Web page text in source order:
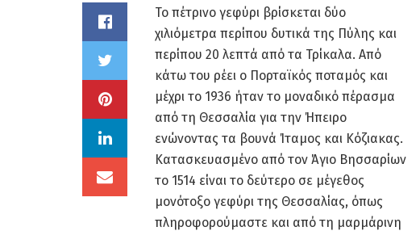
Το πέτρινο γεφύρι βρίσκεται δύο
χιλιόμετρα περίπου δυτικά της Πύλης και
περίπου 20 λεπτά από τα Τρίκαλα. Από
κάτω του ρέει ο Πορταϊκός ποταμός και
μέχρι το 1936 ήταν το μοναδικό πέρασμα
από τη Θεσσαλία για την Ήπειρο
ενώνοντας τα βουνά Ίταμος και Κόζιακας.
Κατασκευασμένο από τον Άγιο Βησσαρίων
το 1514 είναι το δεύτερο σε μέγεθος
μονότοξο γεφύρι της Θεσσαλίας, όπως
πληροφορούμαστε και από τη μαρμάρινη